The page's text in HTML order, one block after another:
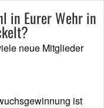
in Eurer Wehr in
neue Mitglieder
ist